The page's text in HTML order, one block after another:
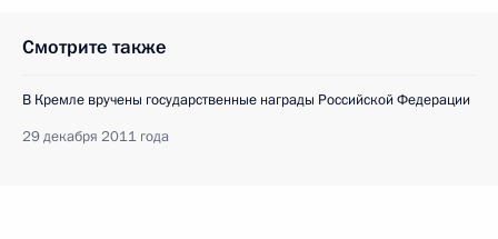
Смотрите также
В Кремле вручены государственные награды Российской Федерации
29 декабря 2011 года